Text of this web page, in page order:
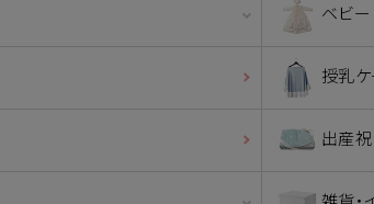
ベビー
授乳ケ
出産祝